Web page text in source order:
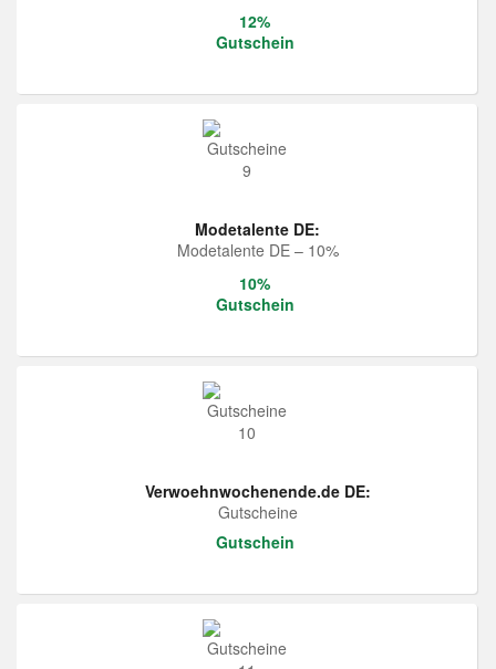
12%
Gutschein
Modetalente DE:
Modetalente DE – 10%
10%
Gutschein
Verwoehnwochenende.de DE:
Gutscheine
Gutschein